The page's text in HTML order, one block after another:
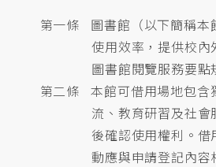
第一條 圖書館（以下簡稱本
使用效率，提供校內
圖書館閱覽服務要點
第二條 本館可借用場地包含
流、教育研習及社
後確認使用權利。
動應與申請登記內容